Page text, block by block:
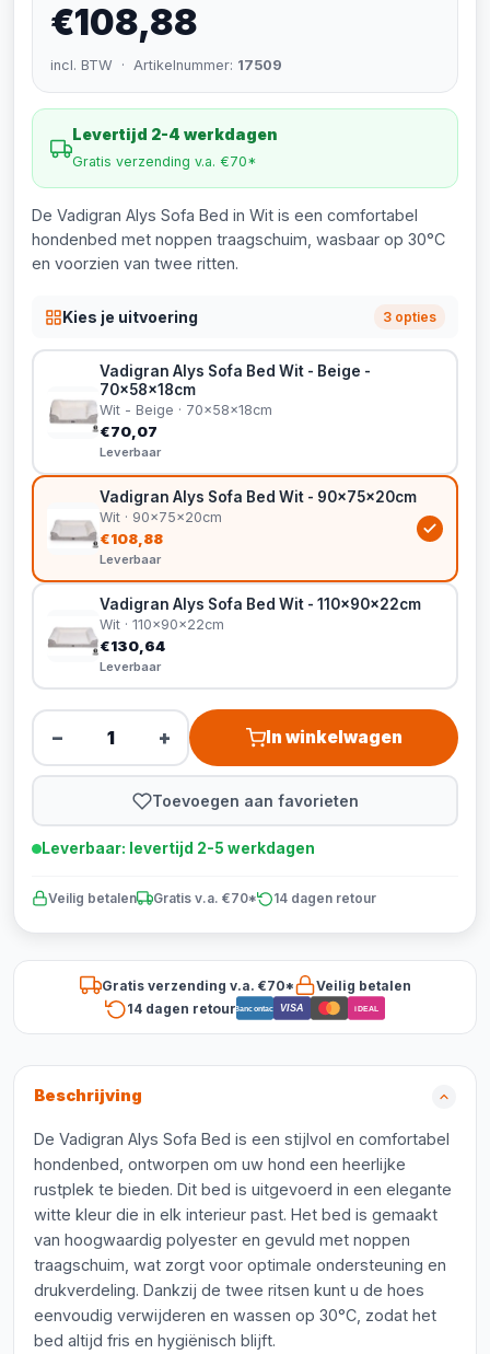
€108,88
incl. BTW · Artikelnummer: 17509
Levertijd 2-4 werkdagen
Gratis verzending v.a. €70*
De Vadigran Alys Sofa Bed in Wit is een comfortabel
hondenbed met noppen traagschuim, wasbaar op 30°C
en voorzien van twee ritten.
Kies je uitvoering 3 opties
Vadigran Alys Sofa Bed Wit - Beige -
70x58x18cm
Wit - Beige · 70x58x18cm
€70,07
Leverbaar
Vadigran Alys Sofa Bed Wit - 90x75x20cm
Wit · 90x75x20cm
€108,88
Leverbaar
Vadigran Alys Sofa Bed Wit - 110x90x22cm
Wit · 110x90x22cm
€130,64
Leverbaar
− + In winkelwagen
Toevoegen aan favorieten
Leverbaar: levertijd 2-5 werkdagen
Veilig betalen Gratis v.a. €70* 14 dagen retour
Gratis verzending v.a. €70*
Veilig betalen
14 dagen retourBancontact VISA iDEAL
Beschrijving
De Vadigran Alys Sofa Bed is een stijlvol en comfortabel
hondenbed, ontworpen om uw hond een heerlijke
rustplek te bieden. Dit bed is uitgevoerd in een elegante
witte kleur die in elk interieur past. Het bed is gemaakt
van hoogwaardig polyester en gevuld met noppen
traagschuim, wat zorgt voor optimale ondersteuning en
drukverdeling. Dankzij de twee ritsen kunt u de hoes
eenvoudig verwijderen en wassen op 30°C, zodat het
bed altijd fris en hygiënisch blijft.